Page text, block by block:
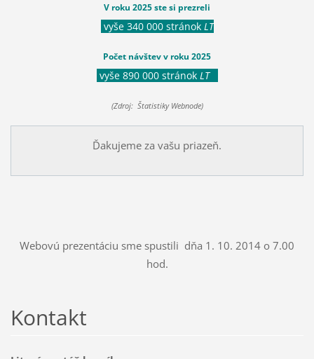
V roku 2025 ste si prezreli
vyše 340 000 stránok LT
Počet návštev v roku 2025
vyše 890 000 stránok LT
(Zdroj: Štatistiky Webnode)
Ďakujeme za vašu priazeň.
Webovú prezentáciu sme spustili dňa 1. 10. 2014 o 7.00
hod.
Kontakt